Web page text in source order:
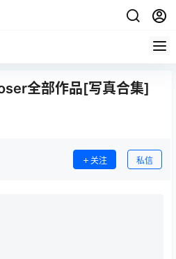
全部作品[写真合集]
关注 私信